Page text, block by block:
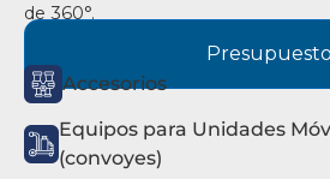
de 360°.
Presupuesto
Accesorios
Equipos para Unidades
(convoyes)